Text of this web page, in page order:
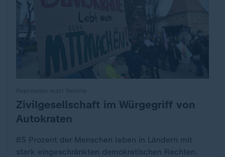
:Zivilgesellschaft im Würgegriff von
Autokraten
85 Prozent der Menschen leben in Ländern mit
stark eingeschränkten demokratischen Rechten.